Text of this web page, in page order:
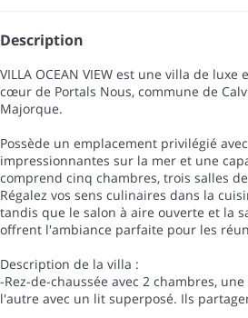
Description
VILLA OCEAN VIEW est une villa de
cœur de Portals Nous, commune de
Majorque.
Possède un emplacement privilégié
impressionnantes sur la mer et une
comprend cinq chambres, trois salles
Régalez vos sens culinaires dans la
tandis que le salon à aire ouverte et la
offrent l'ambiance parfaite pour les
Description de la villa :
-Rez-de-chaussée avec 2 chambres,
l'autre avec un lit superposé. Ils